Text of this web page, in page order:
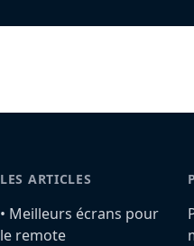
LES ARTICLES
•️ Meilleurs écrans pour
le remote